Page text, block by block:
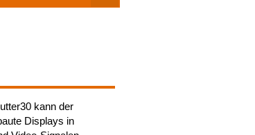
kann der
Displays in